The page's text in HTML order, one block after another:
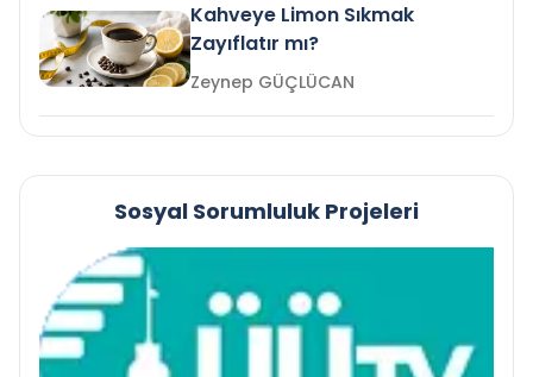
Kahveye Limon Sıkmak
Zayıflatır mı?
Zeynep GÜÇLÜCAN
Sosyal Sorumluluk Projeleri